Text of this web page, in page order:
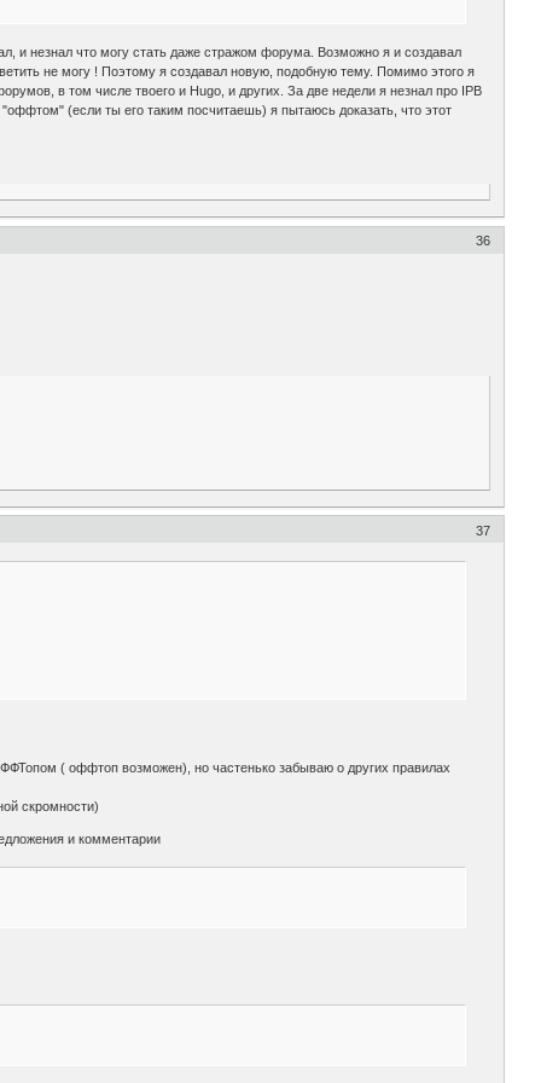
и незнал что могу стать даже стражом форума. Возможно я и создавал
не могу ! Поэтому я создавал новую, подобную тему. Помимо этого я
в том числе твоего и Hugo, и других. За две недели я незнал про IPB
(если ты его таким посчитаешь) я пытаюсь доказать, что этот
36
37
( оффтоп возможен), но частенько забываю о других правилах
скромности)
и комментарии